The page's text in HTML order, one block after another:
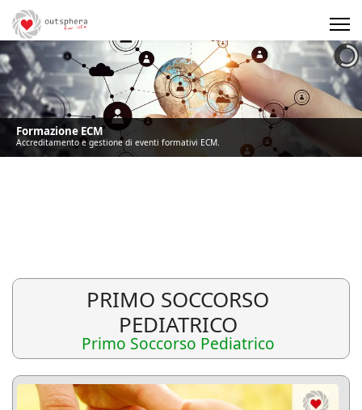
Formazione ECM
Accreditamento e gestione di eventi formativi ECM.
PRIMO SOCCORSO
PEDIATRICO
Primo Soccorso Pediatrico